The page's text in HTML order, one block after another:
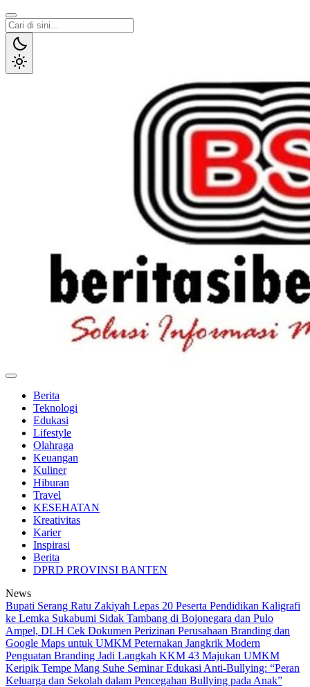
Lewati
ke
konten
Berita
Teknologi
Edukasi
Lifestyle
Olahraga
Keuangan
Kuliner
Hiburan
Travel
KESEHATAN
Kreativitas
Karier
Inspirasi
Berita
DPRD PROVINSI BANTEN
News
Bupati Serang Ratu Zakiyah Lepas 20 Peserta Pendidikan Kaligrafi
ke Lemka Sukabumi Sidak Tambang di Bojonegara dan Pulo
Ampel, DLH Cek Dokumen Perizinan Perusahaan Branding dan
Google Maps untuk UMKM Peternakan Jangkrik Modern
Penguatan Branding Jadi Langkah KKM 43 Majukan UMKM
Keripik Tempe Mang Suhe Seminar Edukasi Anti-Bullying: “Peran
Keluarga dan Sekolah dalam Pencegahan Bullying pada Anak”